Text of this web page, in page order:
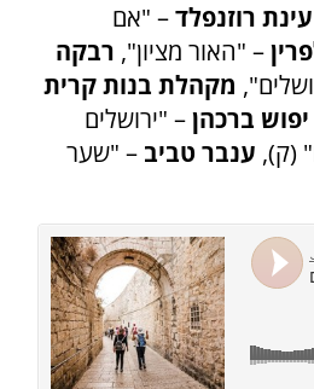
עינת רוזנפלד– "אם
– "האור מציון", רבקה
מקהלת בנות קרית
יפוש ברכהן– "ירושלים
(ק), ענבר טביב – "שער